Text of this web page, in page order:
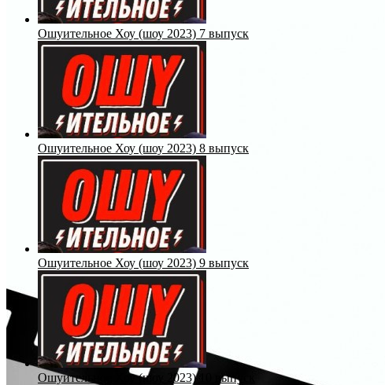
Ошуительное Хоу (шоу 2023) 7 выпуск
Ошуительное Хоу (шоу 2023) 8 выпуск
Ошуительное Хоу (шоу 2023) 9 выпуск
Ошуительное Хоу (шоу 2023) 10 выпуск